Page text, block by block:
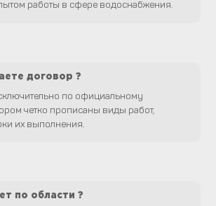
работы в сфере водоснабжения.
договор ?
по официальному
четко прописаны виды работ,
их выполнения.
по области ?